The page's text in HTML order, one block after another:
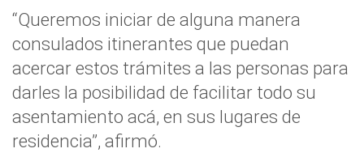
“Queremos iniciar de alguna manera
consulados itinerantes que puedan
acercar estos trámites a las personas para
darles la posibilidad de facilitar todo su
asentamiento acá, en sus lugares de
residencia”, afirmó.